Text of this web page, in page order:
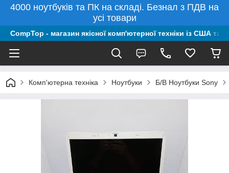
4000 ноутбуків та ПК на складі. Безнал з ПДВ на
усі товари
CompTop - магазин якісної комп'ютерної техніки із США та
Комп'ютерна техніка Ноутбуки Б/В Ноутбуки Sony